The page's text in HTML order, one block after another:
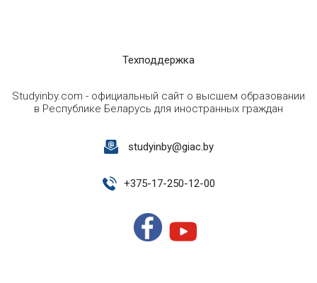
Техподдержка
Studyinby.com - официальный сайт о высшем образовании
в Республике Беларусь для иностранных граждан
studyinby@giac.by
+375-17-250-12-00